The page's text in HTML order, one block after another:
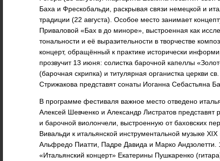
Баха и Фрескобальди, раскрывая связи немецкой и
традиции (22 августа). Особое место занимает
Приваловой «Бах в до миноре», выстроенная как
тональности и её выразительности в творчестве
концерт, обращённый к практике исторически
прозвучит 13 июня: солистка барочной капеллы
(барочная скрипка) и титулярная органистка церкви
Стрижакова представят сонаты Иоганна Себастьяна
В программе фестиваля важное место отведено
Алексей Шевченко и Александр Листратов представят
и барочной виолончели, выстроенную от баховских
Вивальди к итальянской инструментальной музыке
Альфредо Пиатти, Падре Давида и Марко Андзолетти.
«Итальянский концерт» Екатерины Пушкаренко